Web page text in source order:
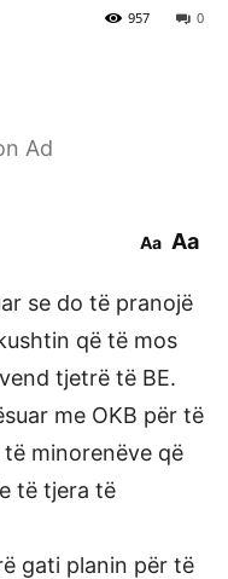
0
957
Ad
Aa Aa
se do të pranojë
që të mos
tjetrë të BE.
me OKB për të
minorenëve që
të tjera të
gati planin për të